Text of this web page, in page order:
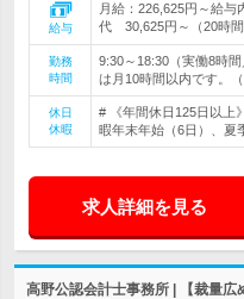
給与
月給：226,625円～給
代 30,625円～（20時
勤務
時間
9:30～18:30（実働8時
は月10時間以内です。
休日
休暇
# 《年間休日125日以上
暇年末年始（6日）、夏
求人詳細を見る
高野公認会計士事務所 | 【裁量